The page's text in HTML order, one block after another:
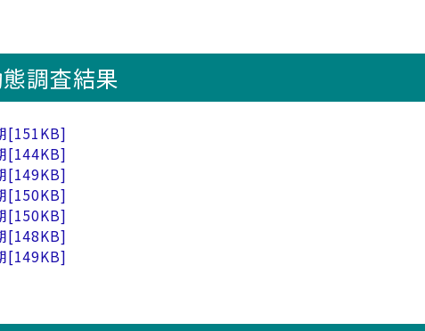
調査結果
[151KB]
[144KB]
[149KB]
[150KB]
[150KB]
[148KB]
[149KB]